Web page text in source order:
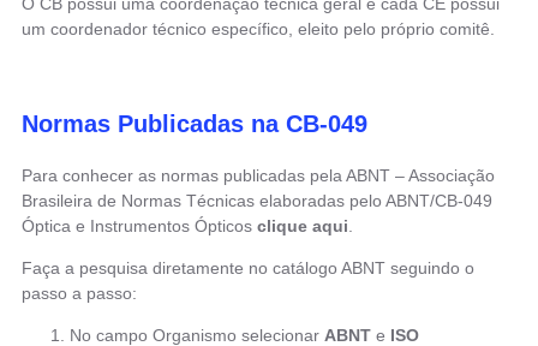
um coordenador técnico específico, eleito pelo próprio comitê.
Normas Publicadas na CB-049
Para conhecer as normas publicadas pela ABNT – Associação
Brasileira de Normas Técnicas elaboradas pelo ABNT/CB-049
Óptica e Instrumentos Ópticos clique aqui
Faça a pesquisa diretamente no catálogo ABNT seguindo o
passo a passo:
No campo Organismo selecionar ABNT e ISO